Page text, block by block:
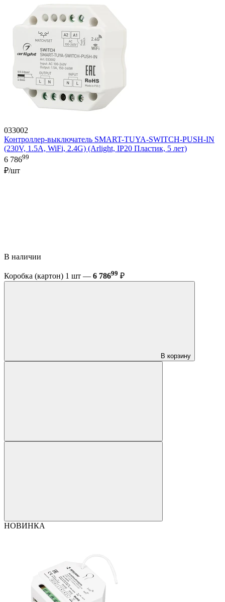
033002
Контроллер-выключатель SMART-TUYA-SWITCH-PUSH-IN
(230V, 1.5A, WiFi, 2.4G) (Arlight, IP20 Пластик, 5 лет)
6 78699
₽/шт
В наличии
Коробка (картон) 1 шт — 6 78699 ₽
В корзину
НОВИНКА